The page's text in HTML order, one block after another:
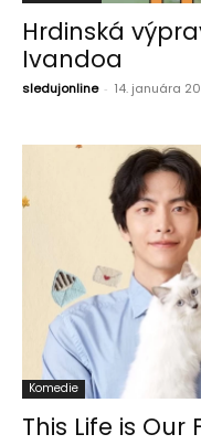
Hrdinská
Ivandoa
sledujonline - 14. januára
Komedie
This Life is Our